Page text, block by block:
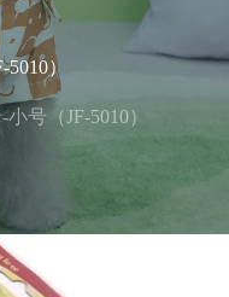
）
号（JF-5010）